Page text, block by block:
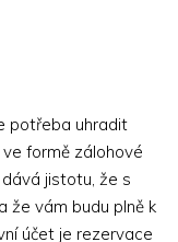
potřeba uhradit
formě zálohové
jistotu, že s
že vám budu plně k
účet je rezervace